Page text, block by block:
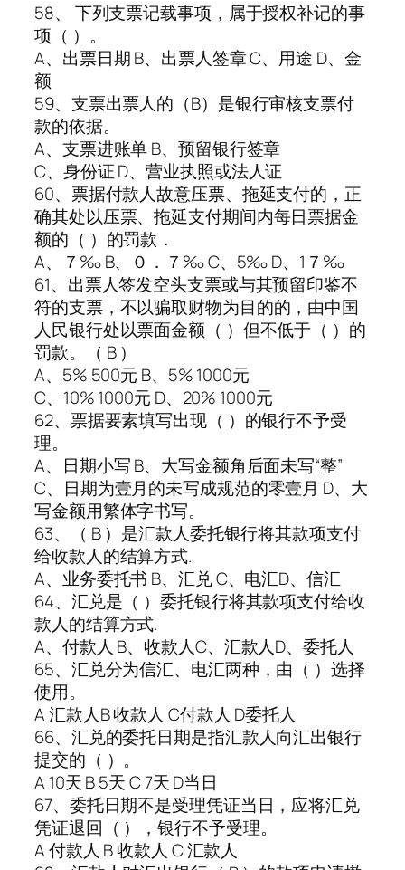
58、 下列支票记载事项，属于授权补记的事
项（ ）。
A、出票日期 B、出票人签章 C、用途 D、金
额
59、支票出票人的（B）是银行审核支票付
款的依据。
A、支票进账单 B、预留银行签章
C、身份证 D、营业执照或法人证
60、票据付款人故意压票、拖延支付的，正
确其处以压票、拖延支付期间内每日票据金
额的（ ）的罚款．
A、７‰ B、０．７‰ C、5‰ D、1７‰
61、出票人签发空头支票或与其预留印鉴不
符的支票，不以骗取财物为目的的，由中国
人民银行处以票面金额（ ）但不低于（ ）的
罚款。（ B ）
A、5% 500元 B、5% 1000元
C、10% 1000元 D、20% 1000元
62、票据要素填写出现（ ）的银行不予受
理。
A、日期小写 B、大写金额角后面未写“整”
C、日期为壹月的未写成规范的零壹月 D、大
写金额用繁体字书写。
63、（ B ）是汇款人委托银行将其款项支付
给收款人的结算方式.
A、业务委托书 B、汇兑 C、电汇D、信汇
64、汇兑是（ ）委托银行将其款项支付给收
款人的结算方式.
A、付款人 B、收款人C、汇款人D、委托人
65、汇兑分为信汇、电汇两种，由（ ）选择
使用。
A 汇款人B 收款人 C付款人 D委托人
66、汇兑的委托日期是指汇款人向汇出银行
提交的（ ）。
A 10天 B 5天 C 7天 D当日
67、委托日期不是受理凭证当日，应将汇兑
凭证退回（ ），银行不予受理。
A 付款人 B 收款人 C 汇款人